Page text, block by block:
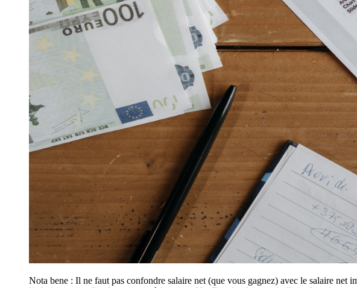
Nota bene : Il ne faut pas confondre salaire net (que vous gagnez) avec le salaire